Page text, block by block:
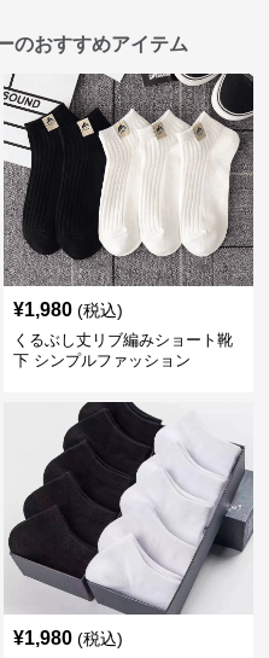
のおすすめアイテム
¥1,980 (税込)
くるぶし丈リブ編みショート靴
下 シンプルファッション
¥1,980 (税込)